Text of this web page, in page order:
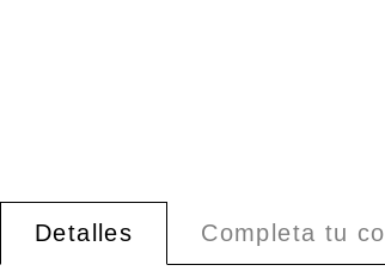
Detalles Completa tu